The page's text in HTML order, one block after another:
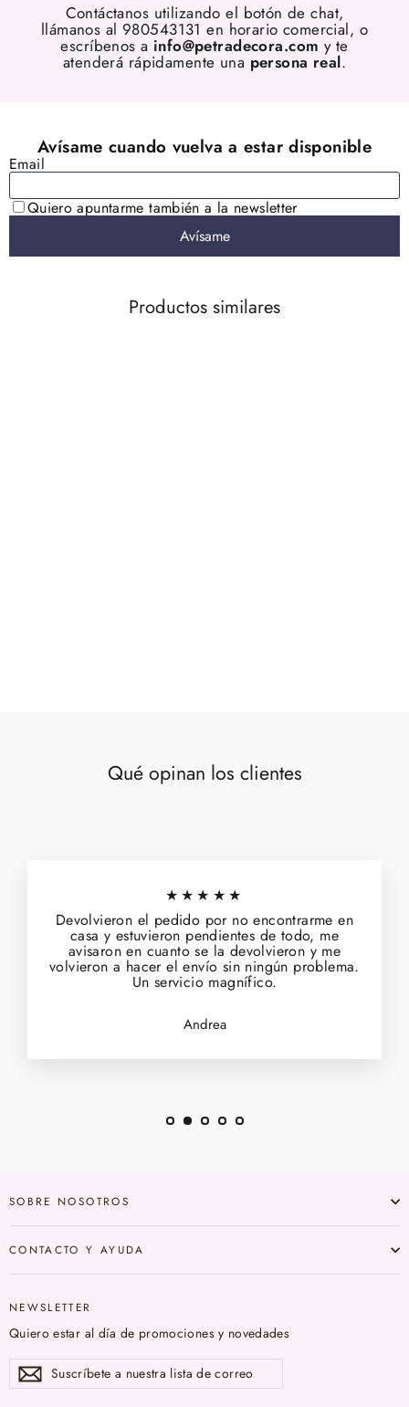
Contáctanos utilizando el botón de chat,
llámanos al 980543131 en horario comercial, o
escríbenos a info@petradecora.com y te
atenderá rápidamente una persona real.
Productos similares
Qué opinan los clientes
★★★★★
Devolvieron el pedido por no encontrarme en
casa y estuvieron pendientes de todo, me
avisaron en cuanto se la devolvieron y me
volvieron a hacer el envío sin ningún problema.
Un servicio magnífico.
Andrea
SOBRE NOSOTROS
CONTACTO Y AYUDA
NEWSLETTER
Quiero estar al día de promociones y novedades
Suscríbete
nuestra
Suscribir